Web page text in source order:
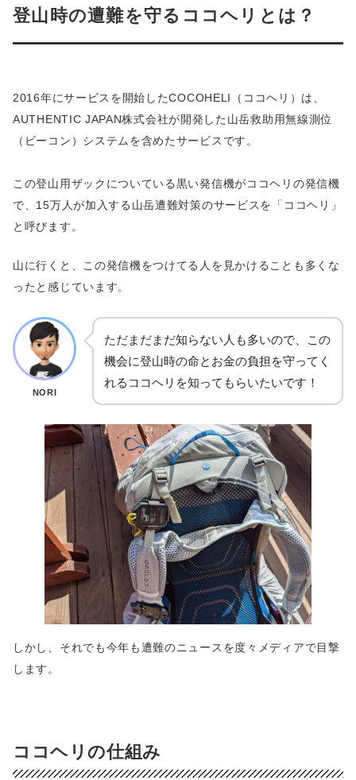
登山時の遭難を守るココヘリとは？
2016年にサービスを開始したCOCOHELI（ココヘリ）は、
AUTHENTIC JAPAN株式会社が開発した山岳救助用無線測位
（ビーコン）システムを含めたサービスです。
この登山用ザックについている黒い発信機がココヘリの発信機
で、15万人が加入する山岳遭難対策のサービスを「ココヘリ」
と呼びます。
山に行くと、この発信機をつけてる人を見かけることも多くな
ったと感じています。
NORI
ただまだまだ知らない人も多いので、この
機会に登山時の命とお金の負担を守ってく
れるココヘリを知ってもらいたいです！
しかし、それでも今年も遭難のニュースを度々メディアで目撃
します。
ココヘリの仕組み